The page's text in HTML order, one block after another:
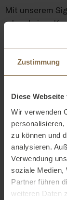
Zustimmung
Diese
Wir verwenden
zu können und
analysieren.
Verwendung
soziale Medien,
Partner führen
weiteren Daten
Mit unserem
ml und einer
Duftflakons
Atmophäre
auf die
Duft seine
sogar in einer
Elegant,
INHALTSSTOFFE
GERANIOL, ORANGE,
7-